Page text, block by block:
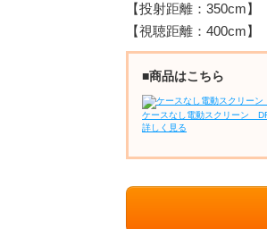
【投射距離：350cm】
【視聴距離：400cm】
■商品はこちら
ケースなし電動スクリーン
詳しく見る